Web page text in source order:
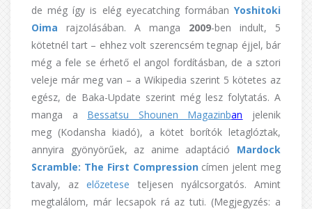
de még így is elég eyecatching formában Yoshitoki
Oima rajzolásában. A manga 2009-ben indult, 5
kötetnél tart – ehhez volt szerencsém tegnap éjjel, bár
még a fele se érhető el angol fordításban, de a sztori
veleje már meg van – a Wikipedia szerint 5 kötetes az
egész, de Baka-Update szerint még lesz folytatás. A
manga a Bessatsu Shounen Magazinban jelenik
meg (Kodansha kiadó), a kötet borítók letaglóztak,
annyira gyönyörűek, az anime adaptáció Mardock
Scramble: The First Compressioncímen jelent meg
tavaly, azelőzetese teljesen nyálcsorgatós. Amint
megtalálom, már lecsapok rá az tuti. (Megjegyzés: a